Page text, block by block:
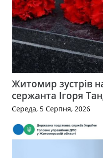
Житомир зустрів
сержанта Ігоря
Середа, 5 Серпня, 2026